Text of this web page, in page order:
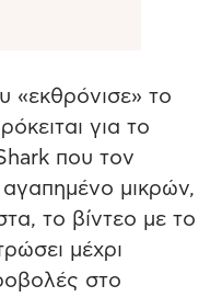
«εκθρόνισε» το
για το
που τον
αγαπημένο μικρών,
το βίντεο με το
μέχρι
στο